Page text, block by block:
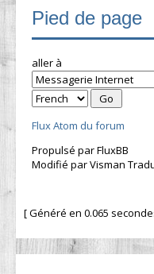
Pied de page
aller à
Flux Atom du forum
Propulsé par FluxBB
Modifié par Visman
[ Généré en 0.065